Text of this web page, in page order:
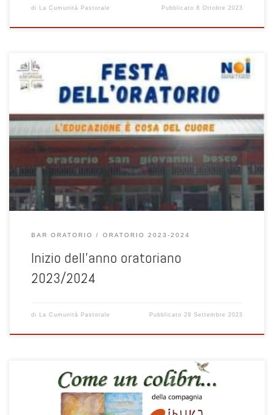
di La Cumunità Pastorale Pubblicato8 Ottobre 2023
Domenica 1 ottobre 2023
BAR ORATORIO ORATORIO 2023-2024
Inizio dell’anno oratoriano
2023/2024
di La Cumunità Pastorale Pubblicato29 Settembre 2023